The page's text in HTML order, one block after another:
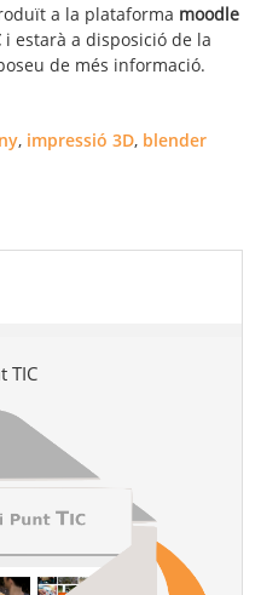
a la plataforma moodle
i estarà a disposició de la
de més informació.
, impressió 3D, blender
TIC